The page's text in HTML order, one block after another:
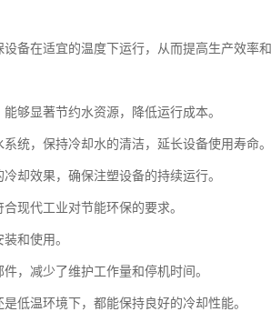
备在适宜的温度下运行，从而提高生产效率和
够显著节约水资源，降低运行成本。
统，保持冷却水的清洁，延长设备使用寿命。
却效果，确保注塑设备的持续运行。
现代工业对节能环保的要求。
和使用。
，减少了维护工作量和停机时间。
低温环境下，都能保持良好的冷却性能。